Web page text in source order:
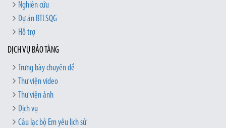
Nghiên cứu
Dự án BTLSQG
Hỗ trợ
DỊCH VỤ BẢO TÀNG
Trưng bày chuyên đề
Thư viện video
Thư viện ảnh
Dịch vụ
Câu lạc bộ Em yêu lịch sử